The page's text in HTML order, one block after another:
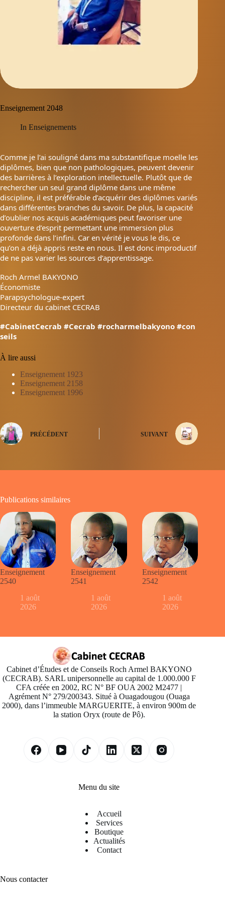
Enseignement 2048
In Enseignements
Comme je l’ai souligné dans ma substantifique moelle les
diplômes, bien que non pathologiques, peuvent devenir
des barrières à l’exploration intellectuelle. Plutôt que de
rechercher un seul grand diplôme dans une même
discipline, il est préférable d’acquérir des diplômes variés
dans différentes branches du savoir. De plus, la capacité
d’oublier nos acquis académiques peut favoriser une
ouverture d’esprit permettant une immersion plus
profonde dans l’infini. Car en vérité je vous le dis, ce
qu’on a déjà appris reste en nous. Il est donc improductif
de ne pas varier les sources d’apprentissage.
Roch Armel BAKYONO
Économiste
Parapsychologue-expert
Directeur du cabinet CECRAB
#CabinetCecrab #Cecrab #rocharmelbakyono #con
seils
À lire aussi
Enseignement 1923
Enseignement 2158
Enseignement 1996
PRÉCÉDENT SUIVANT
Publications similaires
Enseignement
2540
1 août
2026
Enseignement
2541
1 août
2026
Enseignement
2542
1 août
2026
Cabinet d’Études et de Conseils Roch Armel BAKYONO
(CECRAB). SARL unipersonnelle au capital de 1.000.000 F
CFA créée en 2002, RC N° BF OUA 2002 M2477 |
Agrément N° 279/200343. Situé à Ouagadougou (Ouaga
2000), dans l’immeuble MARGUERITE, à environ 900m de
la station Oryx (route de Pô).
Menu du site
Accueil
Services
Boutique
Actualités
Contact
Nous contacter